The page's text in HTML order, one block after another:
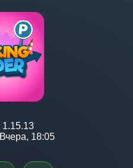
1.15.13
Вчера, 18:05